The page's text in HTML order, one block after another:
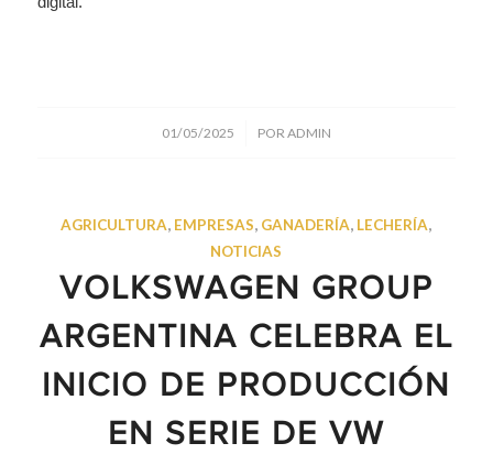
01/05/2025
/ POR ADMIN
AGRICULTURA, EMPRESAS, GANADERÍA, LECHERÍA,
NOTICIAS
VOLKSWAGEN GROUP
ARGENTINA CELEBRA EL
INICIO DE PRODUCCIÓN
EN SERIE DE VW